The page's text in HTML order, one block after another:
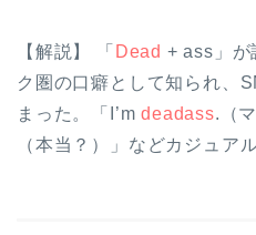
【解説】 「 Dead + ass」が
ク圏の口癖として知られ、
まった。「I’mdeadass.（
（本当？）」などカジュア